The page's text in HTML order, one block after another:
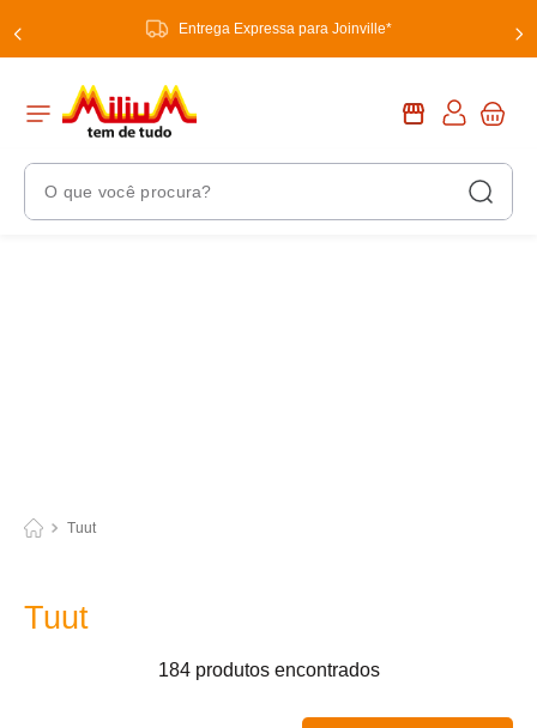
Entrega Expressa para Joinville*
O que você procura?
Tuut
Tuut
184 produtos